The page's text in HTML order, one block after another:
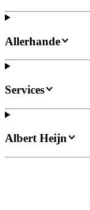
Allerhande
Services
Albert Heijn